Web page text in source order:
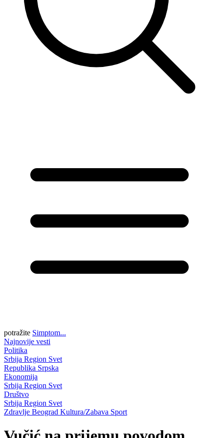
potražite Simptom...
Najnovije vesti
Politika
Srbija Region Svet
Republika Srpska
Ekonomija
Srbija Region Svet
Društvo
Srbija Region Svet
Zdravlje Beograd Kultura/Zabava Sport